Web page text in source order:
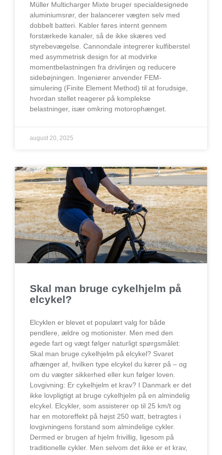
Müller Multicharger Mixte bruger specialdesignede
aluminiumsrør, der balancerer vægten selv med
dobbelt batteri. Kabler føres internt gennem
forstærkede kanaler, så de ikke skæres ved
styrebevægelse. Cannondale integrerer kulfiberstel
med asymmetrisk design for at modvirke
momentbelastningen fra drivlinjen og reducere
sidebøjningen. Ingeniører anvender FEM-
simulering (Finite Element Method) til at forudsige,
hvordan stellet reagerer på komplekse
belastninger, især omkring motorophænget.
august 20, 2025
Skal man bruge cykelhjelm på
elcykel?
Elcyklen er blevet et populært valg for både
pendlere, ældre og motionister. Men med den
øgede fart og vægt følger naturligt spørgsmålet:
Skal man bruge cykelhjelm på elcykel? Svaret
afhænger af, hvilken type elcykel du kører på – og
om du vægter sikkerhed eller kun følger loven.
Lovgivning: Er cykelhjelm et krav? I Danmark er det
ikke lovpligtigt at bruge cykelhjelm på en almindelig
elcykel. Elcykler, som assisterer op til 25 km/t og
har en motoreffekt på højst 250 watt, betragtes i
lovgivningens forstand som almindelige cykler.
Dermed er brugen af hjelm frivillig, ligesom på
traditionelle cykler. Men selvom det ikke er et krav,